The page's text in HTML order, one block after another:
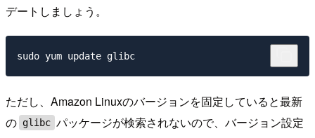
デートしましょう。
ただし、Amazon Linuxのバージョンを固定していると最新
の glibc パッケージが検索されないので、バージョン設定